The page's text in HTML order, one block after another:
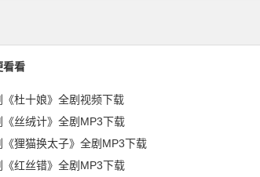
看看
《杜十娘》全剧视频下载
《丝绒计》全剧MP3下载
《狸猫换太子》全剧MP3下载
《红丝错》全剧MP3下载